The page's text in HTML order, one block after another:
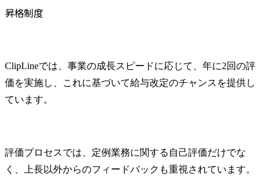
昇格制度
ClipLineでは、事業の成長スピードに応じて、年に2回の評
価を実施し、これに基づいて給与改定のチャンスを提供し
ています。
評価プロセスでは、定例業務に関する自己評価だけでな
く、上長以外からのフィードバックも重視されています。